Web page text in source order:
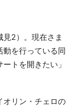
2）。現在さま
動を行っている同
トを開きたい」
リン・チェロの